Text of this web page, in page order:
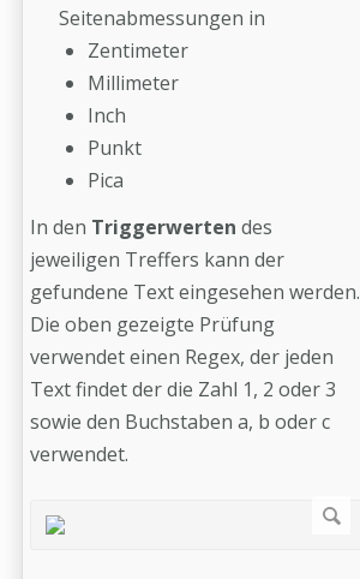
Seitenabmessungen in
Zentimeter
Millimeter
Inch
Punkt
Pica
In den Triggerwerten des
jeweiligen Treffers kann der
gefundene Text eingesehen werden.
Die oben gezeigte Prüfung
verwendet einen Regex, der jeden
Text findet der die Zahl 1, 2 oder 3
sowie den Buchstaben a, b oder c
verwendet.